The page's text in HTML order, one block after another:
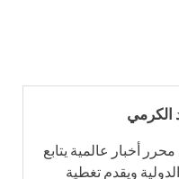
أخبار عالمية يتابع
ويقدم تغطية